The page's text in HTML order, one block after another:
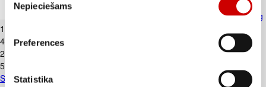
izvēle
Nepieciešams
Preferences
Statistika
Skābais krējums VALMIERA 20% 450g
1
4,42€/kg
2
5,31€/kg
Skābais krējums VALMIERA 20% 450g